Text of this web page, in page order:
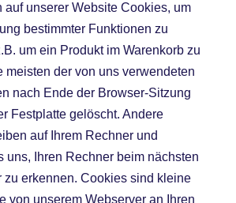
auf unserer Website Cookies, um
bestimmter Funktionen zu
um ein Produkt im Warenkorb zu
meisten der von uns verwendeten
nach Ende der Browser-Sitzung
Festplatte gelöscht. Andere
auf Ihrem Rechner und
uns, Ihren Rechner beim nächsten
zu erkennen. Cookies sind kleine
von unserem Webserver an Ihren